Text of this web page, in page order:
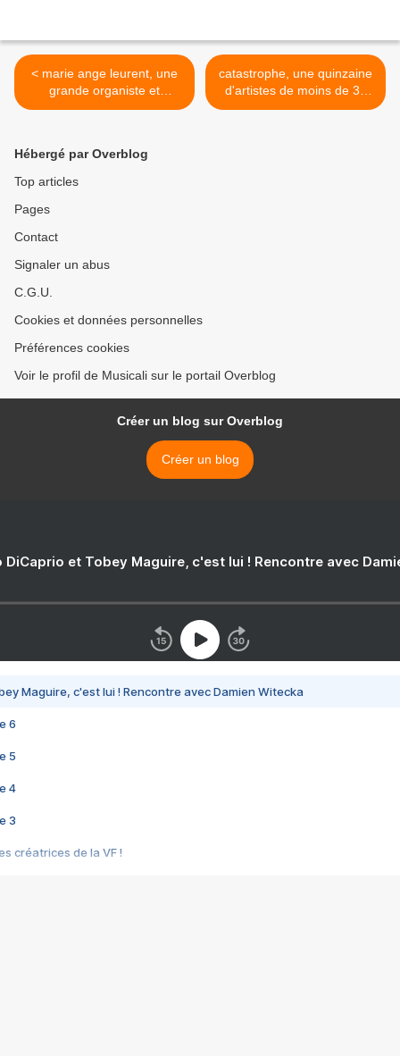
< marie ange leurent, une
grande organiste et
pédagogue française
catastrophe, une quinzaine
d'artistes de moins de 30
ans et produits par bertrand
Hébergé par Overblog
Top articles
Pages
Contact
Signaler un abus
C.G.U.
Cookies et données personnelles
Préférences cookies
Voir le profil de Musicali sur le portail Overblog
Créer un blog sur Overblog
Créer un blog
DiCaprio et Tobey Maguire, c'est lui ! Rencontre avec
Maguire, c'est lui ! Rencontre avec Damien Witecka
6
5
4
3
créatrices de la VF !